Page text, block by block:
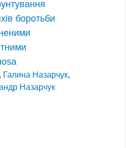
боротьби
, Галина Назарчук,
Назарчук